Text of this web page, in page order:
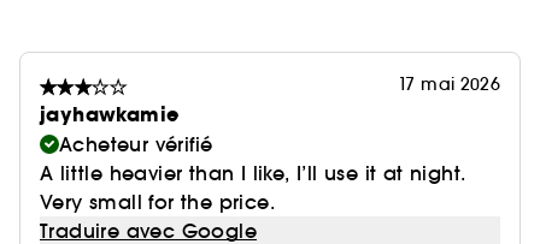
17 mai 2026
jayhawkamie
Acheteur vérifié
A little heavier than I like, I’ll use it at night.
Very small for the price.
Traduire avec Google